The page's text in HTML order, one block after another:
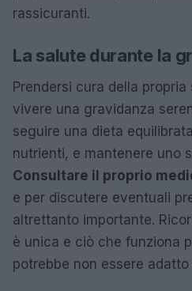
rassicuranti.
La salute durante la
Prendersi cura della
vivere una gravidanza
seguire una dieta
nutrienti, e mantenere uno
Consultare il proprio
e per discutere eventuali
altrettanto importante.
è unica e ciò che funziona
potrebbe non essere adatto